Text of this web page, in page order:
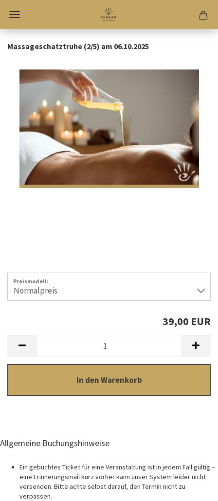
Massageschatztruhe (2/5) am 06.10.2025
Preismodell:
39,00 EUR
In den Warenkorb
Allgemeine Buchungshinweise
Ein gebuchtes Ticket für eine Veranstaltung ist in jedem Fall gültig –
eine Erinnerungsmail kurz vorher kann unser System leider nicht
versenden. Bitte achte selbst darauf, den Termin nicht zu
verpassen.